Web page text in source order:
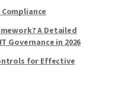
A Detailed
Governance in 2026
for Effective